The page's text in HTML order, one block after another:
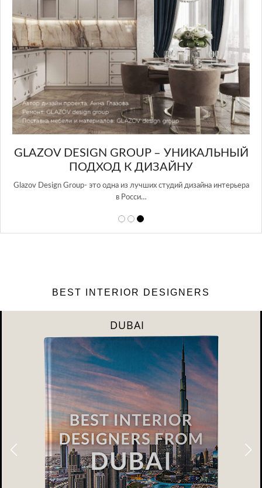
GLAZOV DESIGN GROUP – УНИКАЛЬНЫЙ
ПОДХОД К ДИЗАЙНУ
Glazov Design Group- это одна из лучших студий дизайна интерьера
в Росси…
BEST INTERIOR DESIGNERS
RIYAHD